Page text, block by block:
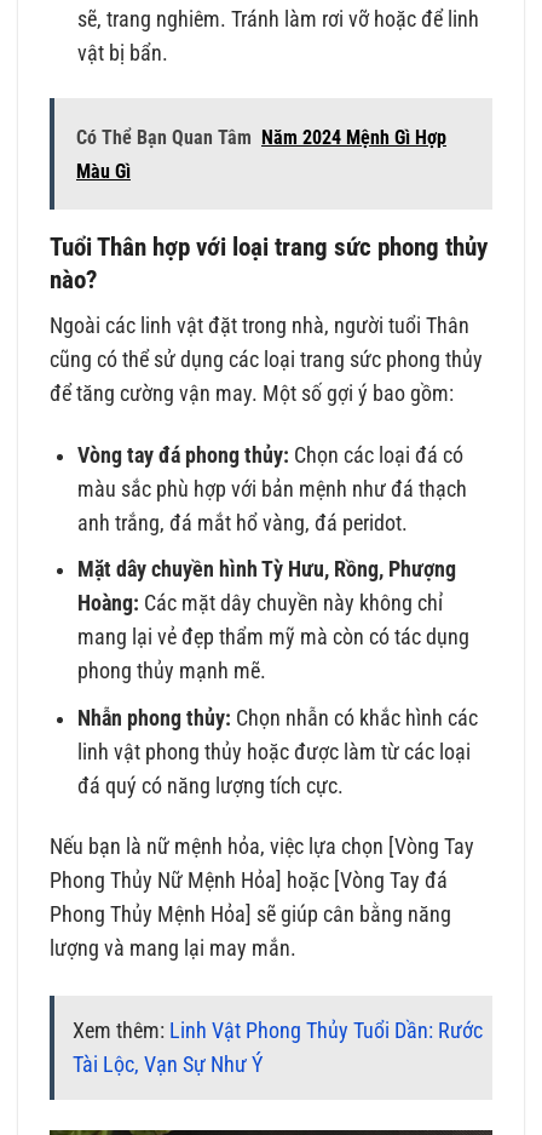
sẽ, trang nghiêm. Tránh làm rơi vỡ hoặc để linh
vật bị bẩn.
Có Thể Bạn Quan Tâm Năm 2024 Mệnh Gì Hợp
Màu Gì
Tuổi Thân hợp với loại trang sức phong thủy
nào?
Ngoài các linh vật đặt trong nhà, người tuổi Thân
cũng có thể sử dụng các loại trang sức phong thủy
để tăng cường vận may. Một số gợi ý bao gồm:
Vòng tay đá phong thủy: Chọn các loại đá có
màu sắc phù hợp với bản mệnh như đá thạch
anh trắng, đá mắt hổ vàng, đá peridot.
Mặt dây chuyền hình Tỳ Hưu, Rồng, Phượng
Hoàng: Các mặt dây chuyền này không chỉ
mang lại vẻ đẹp thẩm mỹ mà còn có tác dụng
phong thủy mạnh mẽ.
Nhẫn phong thủy: Chọn nhẫn có khắc hình các
linh vật phong thủy hoặc được làm từ các loại
đá quý có năng lượng tích cực.
Nếu bạn là nữ mệnh hỏa, việc lựa chọn [Vòng Tay
Phong Thủy Nữ Mệnh Hỏa] hoặc [Vòng Tay đá
Phong Thủy Mệnh Hỏa] sẽ giúp cân bằng năng
lượng và mang lại may mắn.
Xem thêm: Linh Vật Phong Thủy Tuổi Dần: Rước
Tài Lộc, Vạn Sự Như Ý